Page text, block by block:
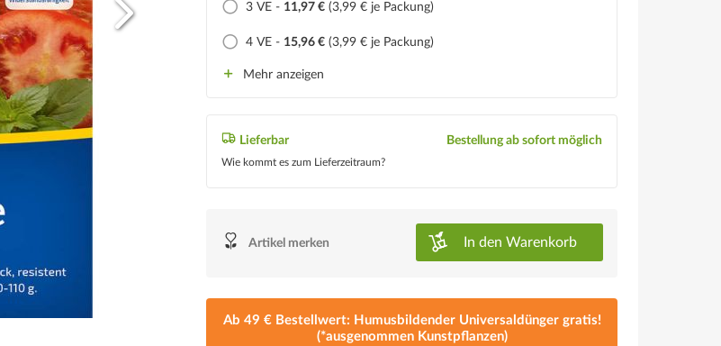
3 VE - 11,97 € (3,99 € je Packung)
4 VE - 15,96 € (3,99 € je Packung)
Mehr anzeigen
Lieferbar
Wie kommt es zum Lieferzeitraum?
Bestellung ab sofort möglich
Artikel merken In den Warenkorb
Ab 49 € Bestellwert: Humusbildender Universaldünger gratis!
(*ausgenommen Kunstpflanzen)